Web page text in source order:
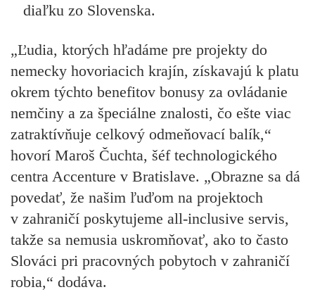
diaľku zo Slovenska.
„Ľudia, ktorých hľadáme pre projekty do
nemecky hovoriacich krajín, získavajú k platu
okrem týchto benefitov bonusy za ovládanie
nemčiny a za špeciálne znalosti, čo ešte viac
zatraktívňuje celkový odmeňovací balík,“
hovorí Maroš Čuchta, šéf technologického
centra Accenture v Bratislave. „Obrazne sa dá
povedať, že našim ľuďom na projektoch
v zahraničí poskytujeme all-inclusive servis,
takže sa nemusia uskromňovať, ako to často
Slováci pri pracovných pobytoch v zahraničí
robia,“ dodáva.